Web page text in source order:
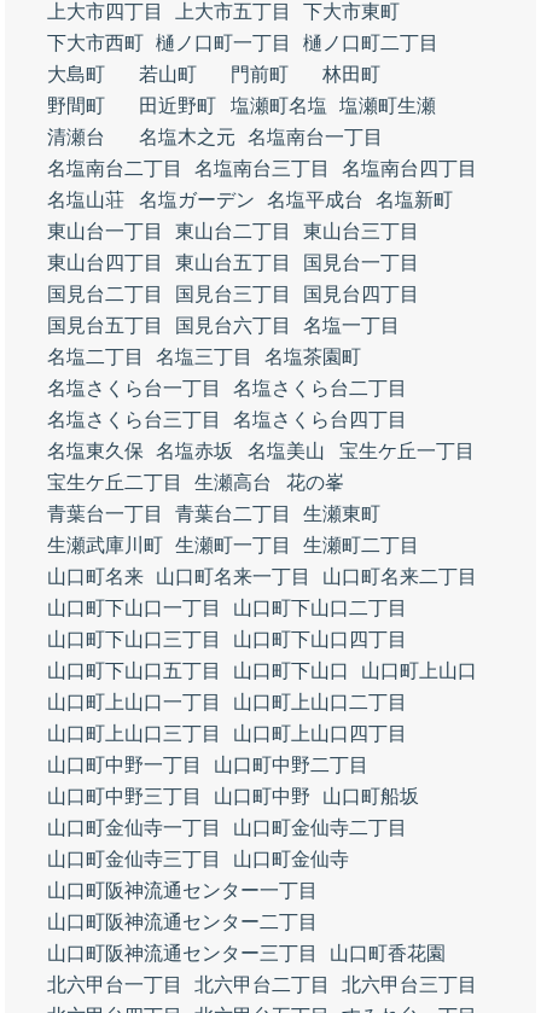
上大市四丁目
上大市五丁目
下大市東町
下大市西町 樋ノ口町一丁目
樋ノ口町二丁目
大島町
若山町 門前町
林田町
野間町
田近野町 塩瀬町名塩
塩瀬町生瀬
清瀬台
名塩木之元
名塩南台一丁目
名塩南台二丁目
名塩南台三丁目
名塩南台四丁目
名塩山荘
名塩ガーデン 名塩平成台
名塩新町
東山台一丁目
東山台二丁目
東山台三丁目
東山台四丁目
東山台五丁目
国見台一丁目
国見台二丁目
国見台三丁目
国見台四丁目
国見台五丁目
国見台六丁目
名塩一丁目
名塩二丁目
名塩三丁目
名塩茶園町
名塩さくら台一丁目
名塩さくら台二丁目
名塩さくら台三丁目
名塩さくら台四丁目
名塩東久保
名塩赤坂 名塩美山
宝生ケ丘一丁目
宝生ケ丘二丁目
生瀬高台
花の峯
青葉台一丁目
青葉台二丁目
生瀬東町
生瀬武庫川町 生瀬町一丁目
生瀬町二丁目
山口町名来
山口町名来一丁目
山口町名来二丁目
山口町下山口一丁目
山口町下山口二丁目
山口町下山口三丁目
山口町下山口四丁目
山口町下山口五丁目
山口町下山口
山口町上山口
山口町上山口一丁目
山口町上山口二丁目
山口町上山口三丁目
山口町上山口四丁目
山口町中野一丁目
山口町中野二丁目
山口町中野三丁目
山口町中野
山口町船坂
山口町金仙寺一丁目
山口町金仙寺二丁目
山口町金仙寺三丁目
山口町金仙寺
山口町阪神流通センター一丁目
山口町阪神流通センター二丁目
山口町阪神流通センター三丁目
山口町香花園
北六甲台一丁目
北六甲台二丁目
北六甲台三丁目